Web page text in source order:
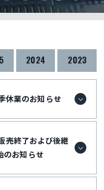
2024 2023
休業のお知らせ
売終了および後継
のお知らせ